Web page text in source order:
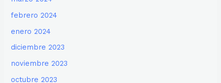
febrero 2024
enero 2024
diciembre 2023
noviembre 2023
octubre 2023